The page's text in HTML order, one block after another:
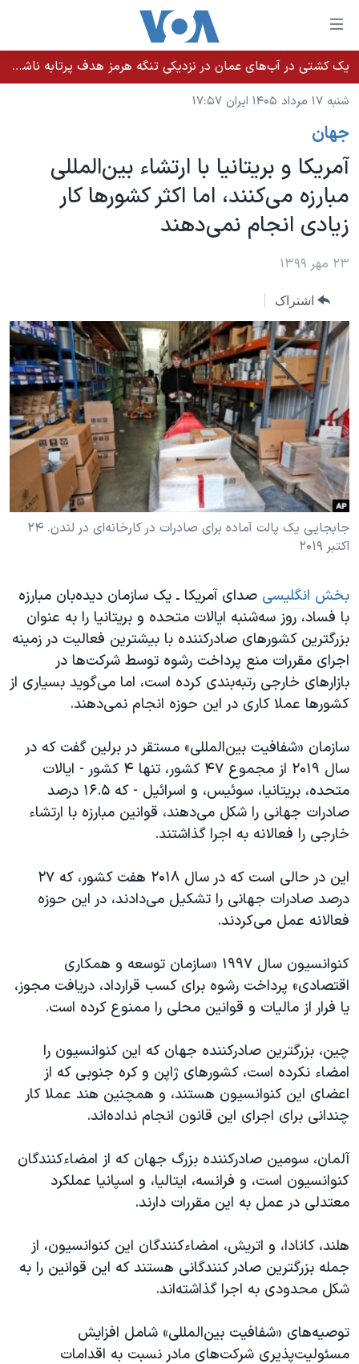
لینکهای
قابل
دسترسی
جهش
محتوای
اصلی
جهش
به
صفحه
جهش
خانه
نسخه سبک وب‌سایت
موضوع ها
ایران
آمریکا
جهان
ورزشی
ویدیوها
فرهنگ و زندگی
حقوق شهروندی
اقتصادی
علم و فناوری
اسرائیل در جنگ
آرشیو پخش زنده
برنامه های تلویزیونی
جدول برنامه ها
صفحه‌های ویژه
جام جهانی ۲۰۲۶
بایگانی برنامه‌های تلویزیونی
مستندها
انتخابات ریاست جمهوری آمریکا ۲۰۲۴
حمله جمهوری اسلامی به اسرائیل
رمز مهسا
ورزش زنان در ایران
اعتراضات زن، زندگی، آزادی
مجموعه مستندهای دادخواهی
دادگاه حمید نوری
چهل سال گروگان‌گیری
قانون شفافیت دارائی کادر رهبری ایران
اعتراضات مردمی آبان ۹۸
نرگس محمدی برنده جایزه نوبل صلح
همایش محافظه‌کاران آمریکا «سی‌پک»
صفحه‌های ویژه
سفر پرزیدنت ترامپ به چین
فرکانس‌های صدای آمریکا
پخش رادیویی
یادگیری زبان انگلیسی
دنبال کنید
زبانهای مختلف
یک کشتی در آب‌های عمان در نزدیکی تنگه هرمز هدف پرتابه ناشناس قرار گرفت
شنبه ۱۷ مرداد ۱۴۰۵ ایران ۱۷:۵۷
جهان
آمریکا و بریتانیا با ارتشاء بین‌المللی
مبارزه می‌کنند، اما اکثر کشورها کار
زیادی انجام نمی‌دهند
۲۳ مهر ۱۳۹۹
اشتراک
جابجایی یک پالت آماده برای صادرات در کارخانه‌ای در لندن. ۲۴
اکتبر ۲۰۱۹
بخش انگلیسی صدای آمریکا ـ یک سازمان دیده‌بان مبارزه
با فساد، روز سه‌شنبه ایالات متحده و بریتانیا را به عنوان
بزرگترین کشورهای صادر‌کننده با بیشترین فعالیت در زمینه
اجرای مقررات منع پرداخت رشوه توسط شرکت‌ها در
بازارهای خارجی رتبه‌بندی کرده است، اما می‌گوید بسیاری از
کشورها عملا کاری در این حوزه انجام نمی‌دهند.
سازمان «شفافیت بین‌المللی» مستقر در برلین گفت که در
سال ۲۰۱۹ از مجموع ۴۷ کشور، تنها ۴ کشور - ایالات
متحده، بریتانیا، سوئیس، و اسرائیل - که ۱۶.۵ درصد
صادرات جهانی را شکل می‌دهند، قوانین مبارزه با ارتشاء
خارجی را فعالانه به اجرا گذاشتند.
این در حالی است که در سال ۲۰۱۸ هفت کشور، که ۲۷
درصد صادرات جهانی را تشکیل می‌دادند، در این حوزه
فعالانه عمل می‌کردند.
کنوانسیون سال ۱۹۹۷ «سازمان توسعه و همکاری
اقتصادی» پرداخت رشوه برای کسب قرارداد، دریافت مجوز،
یا فرار از مالیات و قوانین محلی را ممنوع کرده است.
چین، بزرگترین صادرکننده جهان که این کنوانسیون را
امضاء نکرده است، کشورهای ژاپن و کره جنوبی که از
اعضای این کنوانسیون هستند، و همچنین هند عملا کار
چندانی برای اجرای این قانون انجام نداده‌اند.
آلمان، سومین صادرکننده بزرگ جهان که از امضاءکنندگان
کنوانسیون است، و فرانسه، ایتالیا، و اسپانیا عملکرد
معتدلی در عمل به این مقررات دارند.
هلند، کانادا، و اتریش، امضاءکنندگان این کنوانسیون، از
جمله بزرگترین صادر کنندگانی هستند که این قوانین را به
شکل محدودی به اجرا گذاشته‌اند.
توصیه‌های «شفافیت بین‌المللی» شامل افزایش
مسئولیت‌پذیری شرکت‌های مادر نسبت به اقدامات